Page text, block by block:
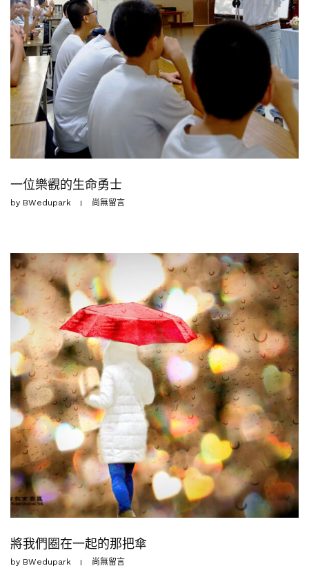
一位樂觀的生命勇士
by BWedupark 尚無留言
將我們圈在一起的那把傘
by BWedupark 尚無留言